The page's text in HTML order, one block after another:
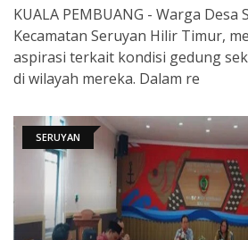
KUALA PEMBUANG - Warga Desa
Kecamatan Seruyan Hilir Timur,
aspirasi terkait kondisi gedung
di wilayah mereka. Dalam re
SERUYAN